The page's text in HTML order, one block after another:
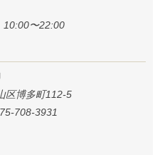
〜22:00
区博多町112-5
708-3931